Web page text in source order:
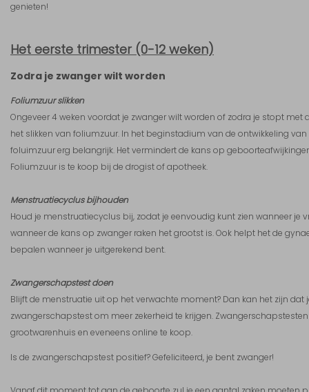
genieten!
Het eerste trimester (0-12 weken)
Zodra je zwanger wilt worden
Foliumzuur slikken
Ongeveer 4 weken voordat je zwanger wilt worden of zodra je stopt
het slikken van foliumzuur. In het beginstadium van de ontwikkeling
foluimzuur erg belangrijk. Het vermindert de kans op
Foliumzuur is te koop bij de drogist of apotheek.
Menstruatiecyclus bijhouden
Houd je menstruatiecyclus bij, zodat je eenvoudig kunt zien wanneer je
wanneer de kans op zwanger raken het grootst is. Ook helpt het de
bepalen wanneer je uitgerekend bent.
Zwangerschapstest doen
Blijft de menstruatie uit op het verwachte moment? Dan kan het zijn dat
zwangerschapstest om meer zekerheid te krijgen.
grootwarenhuis en eveneens online te koop.
Is de zwangerschapstest positief? Gefeliciteerd, je bent zwanger!